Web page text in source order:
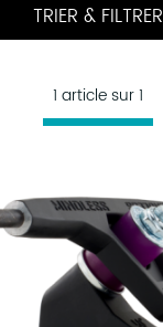
TRIER & FILTRER
1 article sur1